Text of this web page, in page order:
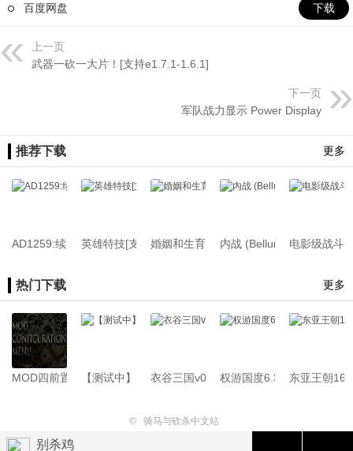
百度网盘 下载
上一页
武器一砍一大片！[支持e1.7.1-1.6.1]
下一页
军队战力显示 Power Display
推荐下载 更多
AD1259:续篇[1.3.15&1.4.6][陆战&海战][外置汉化版]
英雄特技[支持1.2.12&1.3.11][原创]【适配战帆DLC】
婚姻和生育[支持1.2.12-1.3.15-1.4.6][原
内战 (Bellum Civile) 简体/
电影级战斗[
热门下载 更多
MOD四前置[支持1.4.x-1.1.x]26.07.22
【测试中】新版骑砍中文站Mod管理器
衣谷三国v0.1.3.61[支持1.2.12][Demo版
权游国度6.3.3[支持1.2.12-
东亚王朝
别杀鸡
© 骑马与砍杀中文站